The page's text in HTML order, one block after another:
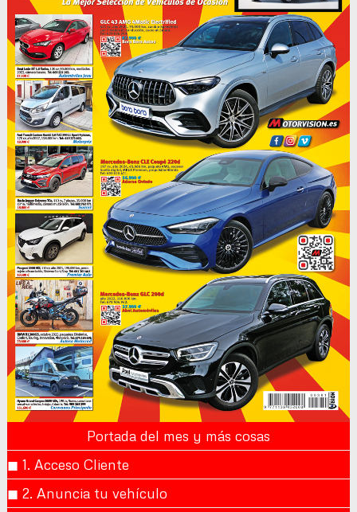
Portada del mes y más cosas
◼︎ 1. Acceso Cliente
◼︎ 2. Anuncia tu vehículo